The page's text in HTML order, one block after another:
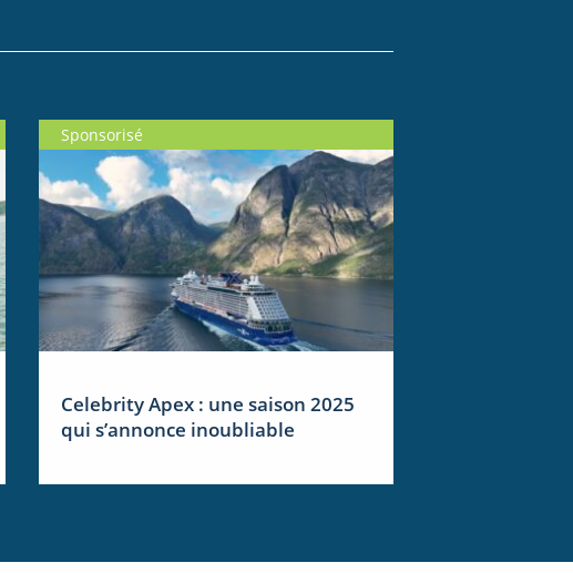
Sponsorisé
Celebrity Apex : une saison 2025
qui s’annonce inoubliable